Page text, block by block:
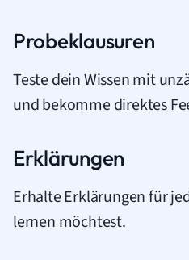
Probeklausuren
Teste dein Wissen mit
und bekomme direktes
Erklärungen
Erhalte Erklärungen für
lernen möchtest.